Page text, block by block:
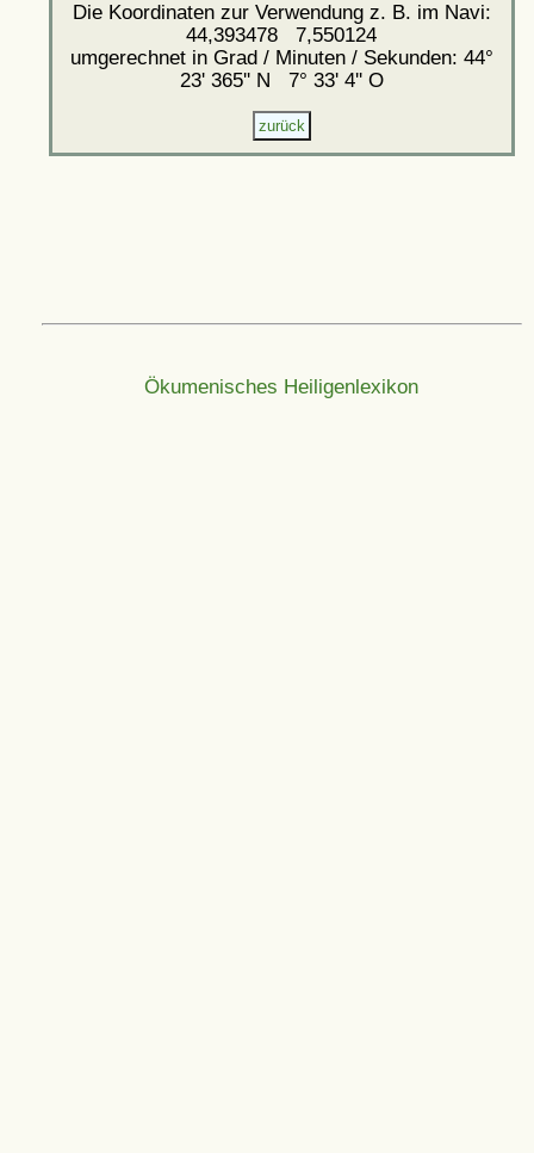
Die Koordinaten zur Verwendung z. B. im Navi:
44,393478 7,550124
umgerechnet in Grad / Minuten / Sekunden: 44°
23' 365'' N 7° 33' 4'' O
Ökumenisches Heiligenlexikon